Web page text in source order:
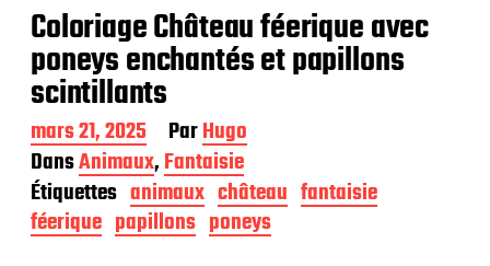
Coloriage Château féerique avec
poneys enchantés et papillons
scintillants
D
a
t
e
d
e
mars 21, 2025 ParHugo
DansAnimaux,Fantaisie
Étiquettes animaux château fantaisie
féerique papillons poneys